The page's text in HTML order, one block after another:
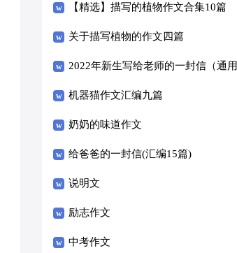
【精选】描写的植物作文合集10篇
关于描写植物的作文四篇
2022年新生写给老师的一封信（通用
8篇）
机器猫作文汇编九篇
奶奶的味道作文
给爸爸的一封信(汇编15篇)
说明文
励志作文
中考作文